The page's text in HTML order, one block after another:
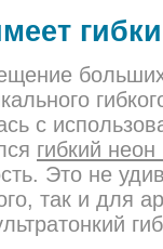
с
гибкий
Это не
так и для